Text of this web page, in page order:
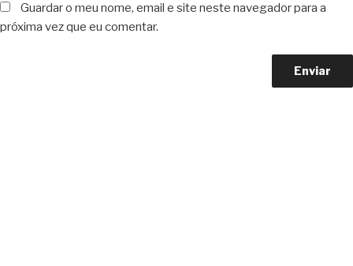
Guardar o meu nome, email e site neste navegador para a
próxima vez que eu comentar.